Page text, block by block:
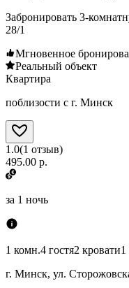
Забронировать 3-
28/1
Мгновенное
Реальный объект
Квартира
поблизости с г. Минск
1.0(1 отзыв)
495.00 р.
за 1 ночь
1 комн.4 гостя2 кровати1
г. Минск, ул.